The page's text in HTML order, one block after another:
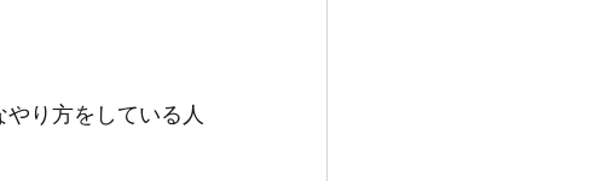
り方をしている人